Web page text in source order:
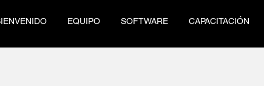
EQUIPO SOFTWARE CAPACITACIÓN